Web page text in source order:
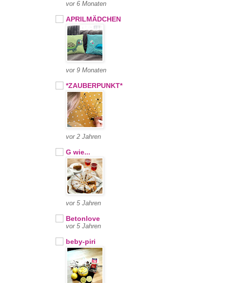
vor 6 Monaten
APRILMÄDCHEN
vor 9 Monaten
*ZAUBERPUNKT*
vor 2 Jahren
G wie...
vor 5 Jahren
Betonlove
vor 5 Jahren
beby-piri